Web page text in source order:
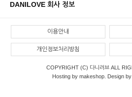
DANILOVE 회사 정보
이용안내
개인정보처리방침
COPYRIGHT (C) 다니러브 ALL
Hosting by makeshop. Design by